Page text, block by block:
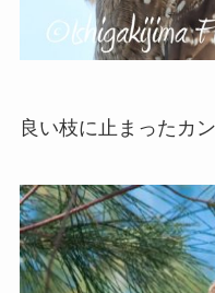
良い枝に止まったカ